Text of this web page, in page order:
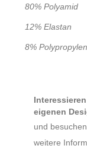
80% Polyamid
12% Elastan
8%
eigenen
und
weitere